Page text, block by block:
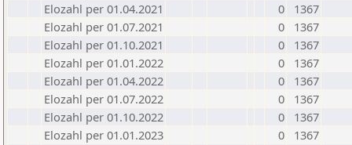
Elozahl per 01.04.2021
0
1367
Elozahl per 01.07.2021
0
1367
Elozahl per 01.10.2021
0
1367
Elozahl per 01.01.2022
0
1367
Elozahl per 01.04.2022
0
1367
Elozahl per 01.07.2022
0
1367
Elozahl per 01.10.2022
0
1367
Elozahl per 01.01.2023
0
1367